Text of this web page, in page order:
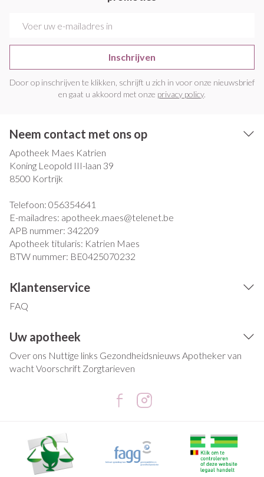
Inschrijven
Door op inschrijven te klikken, schrijft u zich in voor onze nieuwsbrief
en gaat u akkoord met onze privacy policy.
Neem contact met ons op
Apotheek Maes Katrien
Koning Leopold III-laan 39
8500 Kortrijk
Telefoon: 056354641
E-mailadres: apotheek.maes@telenet.be
APB nummer: 342209
Apotheek titularis: Katrien Maes
BTW nummer: BE0425070232
Klantenservice
FAQ
Uw apotheek
Over ons Nuttige links Gezondheidsnieuws Apotheker van
wachtVoorschrift Zorgtarieven